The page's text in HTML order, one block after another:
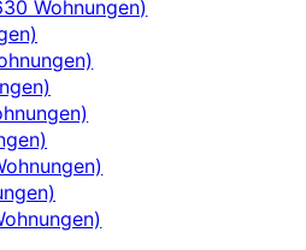
Wohnungen)